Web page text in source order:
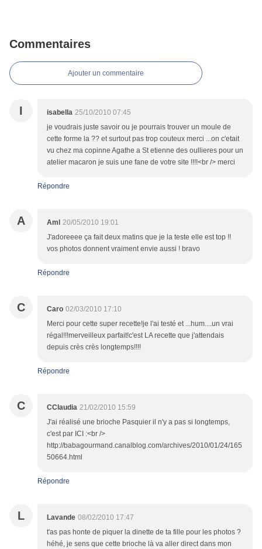
Commentaires
Ajouter un commentaire
I isabella 25/10/2010 07:45
je voudrais juste savoir ou je pourrais trouver un moule de
cette forme la ?? et surtout pas trop couteux merci ...on c'etait
vu chez ma copinne Agathe a St etienne des oullieres pour un
atelier macaron je suis une fane de votre site !!!!<br /> merci
Répondre
A Aml 20/05/2010 19:01
J'adoreeee ça fait deux matins que je la teste elle est top !!
vos photos donnent vraiment envie aussi ! bravo
Répondre
C Caro 02/03/2010 17:10
Merci pour cette super recette!je l'ai testé et ...hum....un vrai
régal!!!merveilleux parfait!c'est LA recette que j'attendais
depuis crès crès longtemps!!!!
Répondre
C CClaudia 21/02/2010 15:59
J'ai réalisé une brioche Pasquier il n'y a pas si longtemps,
c'est par ICI :<br />
http://babagourmand.canalblog.com/archives/2010/01/24/165
50664.html
Répondre
L Lavande 08/02/2010 17:47
t'as pas honte de piquer la dinette de ta fille pour les photos ?
héhé, je sens que cette brioche là va aller direct dans mon